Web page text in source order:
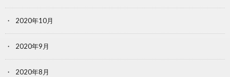
2020年10月
2020年9月
2020年8月